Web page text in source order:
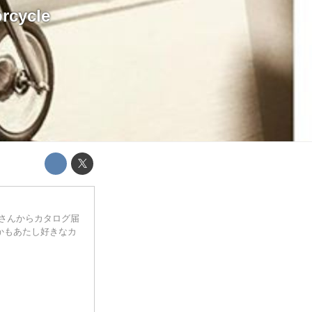
んからカタログ届
あたし好きなカ